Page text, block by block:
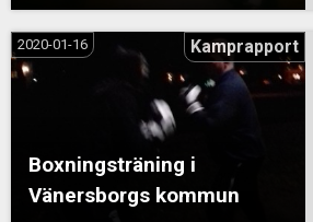
Boxningsträning i
Vänersborgs kommun
2020-01-16 Kamprapport